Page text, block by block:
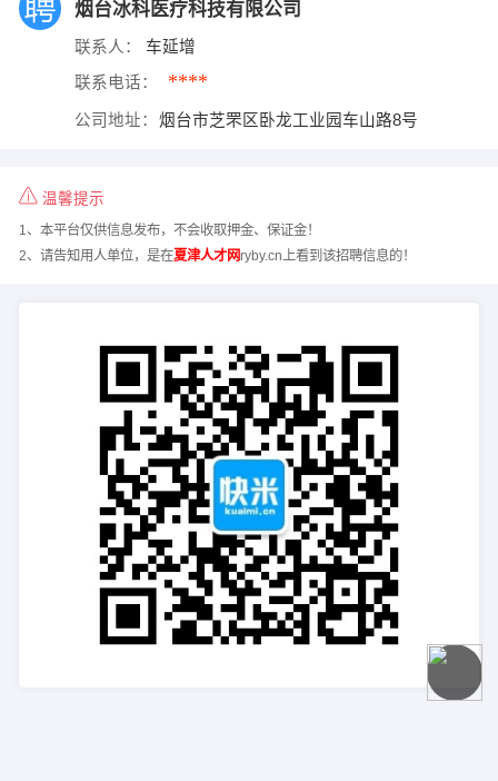
烟台冰科医疗科技有限公司
联系人： 车延增
联系电话： ****
公司地址： 烟台市芝罘区卧龙工业园车山路8号
温馨提示
1、本平台仅供信息发布，不会收取押金、保证金！
2、请告知用人单位，是在夏津人才网ryby.cn上看到该招聘信息的！